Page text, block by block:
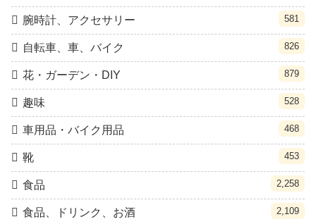
腕時計、アクセサリー 581
自転車、車、バイク 826
花・ガーデン・DIY 879
趣味 528
車用品・バイク用品 468
靴 453
食品 2,258
食品、ドリンク、お酒 2,109